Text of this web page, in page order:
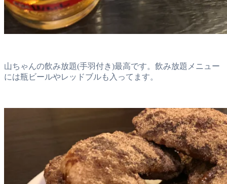
山ちゃんの飲み放題(手羽付き)最高です。飲み放題メニュー
には瓶ビールやレッドブルも入ってます。